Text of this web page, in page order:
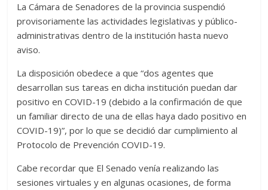
La Cámara de Senadores de la provincia suspendió
provisoriamente las actividades legislativas y público-
administrativas dentro de la institución hasta nuevo
aviso.
La disposición obedece a que “dos agentes que
desarrollan sus tareas en dicha institución puedan dar
positivo en COVID-19 (debido a la confirmación de que
un familiar directo de una de ellas haya dado positivo en
COVID-19)”, por lo que se decidió dar cumplimiento al
Protocolo de Prevención COVID-19.
Cabe recordar que El Senado venía realizando las
sesiones virtuales y en algunas ocasiones, de forma